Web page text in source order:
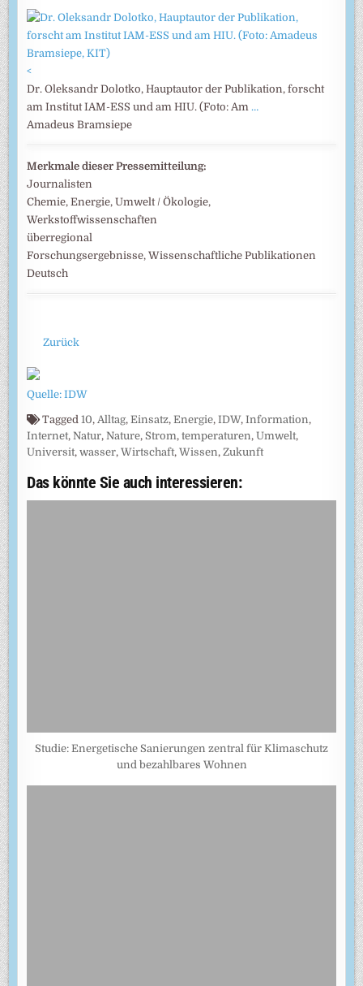
<
Dr. Oleksandr Dolotko, Hauptautor der Publikation, forscht
am Institut IAM-ESS und am HIU. (Foto: Am …
Amadeus Bramsiepe
Merkmale dieser Pressemitteilung:
Journalisten
Chemie, Energie, Umwelt / Ökologie,
Werkstoffwissenschaften
überregional
Forschungsergebnisse, Wissenschaftliche Publikationen
Deutsch
Zurück
Quelle: IDW
Tagged10,Alltag,Einsatz,Energie,IDW,Information,
Internet,Natur,Nature, Strom,temperaturen,Umwelt,
Universit,wasser,Wirtschaft,Wissen,Zukunft
Das könnte Sie auch interessieren:
Studie: Energetische Sanierungen zentral für Klimaschutz
und bezahlbares Wohnen